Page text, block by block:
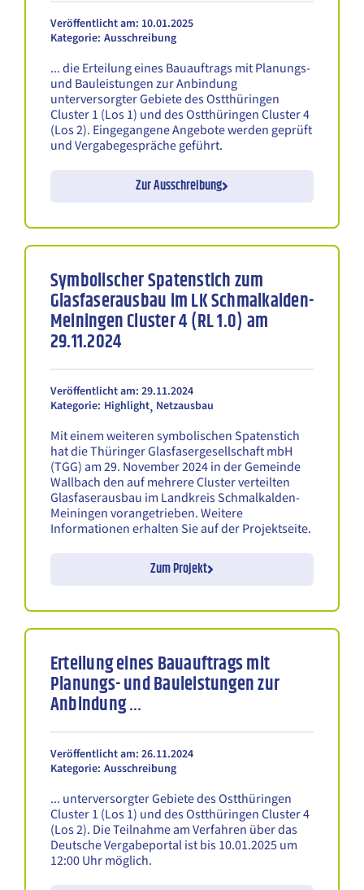
Veröffentlicht am: 10.01.2025
Kategorie: Ausschreibung
... die Erteilung eines Bauauftrags mit Planungs-
und Bauleistungen zur Anbindung
unterversorgter Gebiete des Ostthüringen
Cluster 1 (Los 1) und des Ostthüringen Cluster 4
(Los 2). Eingegangene Angebote werden geprüft
und Vergabegespräche geführt.
Zur Ausschreibung
Symbolischer Spatenstich zum
Glasfaserausbau im LK Schmalkalden-
Meiningen Cluster 4 (RL 1.0) am
29.11.2024
Veröffentlicht am: 29.11.2024
Kategorie: Highlight, Netzausbau
Mit einem weiteren symbolischen Spatenstich
hat die Thüringer Glasfasergesellschaft mbH
(TGG) am 29. November 2024 in der Gemeinde
Wallbach den auf mehrere Cluster verteilten
Glasfaserausbau im Landkreis Schmalkalden-
Meiningen vorangetrieben. Weitere
Informationen erhalten Sie auf der Projektseite.
Zum Projekt
Erteilung eines Bauauftrags mit
Planungs- und Bauleistungen zur
Anbindung …
Veröffentlicht am: 26.11.2024
Kategorie: Ausschreibung
... unterversorgter Gebiete des Ostthüringen
Cluster 1 (Los 1) und des Ostthüringen Cluster 4
(Los 2). Die Teilnahme am Verfahren über das
Deutsche Vergabeportal ist bis 10.01.2025 um
12:00 Uhr möglich.